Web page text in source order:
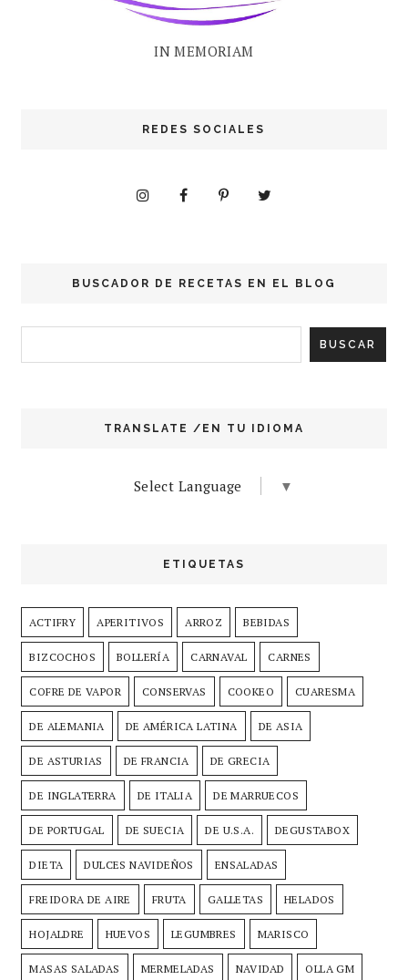
IN MEMORIAM
REDES SOCIALES
BUSCADOR DE RECETAS EN EL BLOG
TRANSLATE /EN TU IDIOMA
Select Language ▼
ETIQUETAS
ACTIFRY APERITIVOS ARROZ BEBIDAS
BIZCOCHOS BOLLERÍA CARNAVAL CARNES
COFRE DE VAPOR CONSERVAS COOKEO CUARESMA
DE ALEMANIA DE AMÉRICA LATINA DE ASIA
DE ASTURIAS DE FRANCIA DE GRECIA
DE INGLATERRA DE ITALIA DE MARRUECOS
DE PORTUGAL DE SUECIA DE U.S.A. DEGUSTABOX
DIETA DULCES NAVIDEÑOS ENSALADAS
FREIDORA DE AIRE FRUTA GALLETAS HELADOS
HOJALDRE HUEVOS LEGUMBRES MARISCO
MASAS SALADAS MERMELADAS NAVIDAD OLLA GM